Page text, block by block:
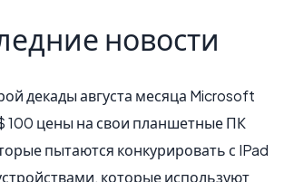
новости
месяца Microsoft
планшетные ПК
с IPad
используют
Очки Pivothead
компьютер у
память 2 Гб,
Совместимость